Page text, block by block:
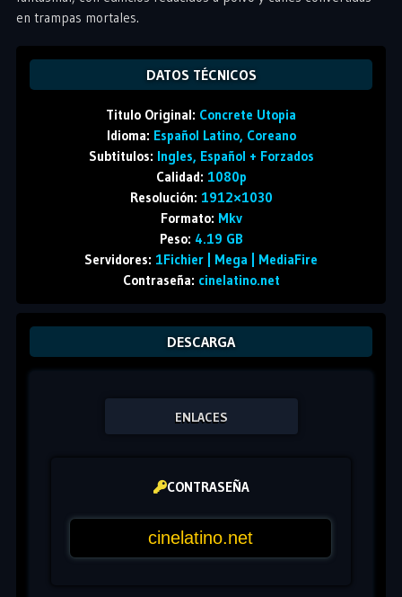
en trampas mortales.
DATOS TÉCNICOS
Titulo Original: Concrete Utopia
Idioma: Español Latino, Coreano
Subtitulos: Ingles, Español + Forzados
Calidad: 1080p
Resolución: 1912×1030
Formato: Mkv
Peso: 4.19 GB
Servidores: 1Fichier | Mega | MediaFire
Contraseña: cinelatino.net
DESCARGA
ENLACES
CONTRASEÑA